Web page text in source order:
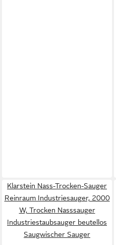
Klarstein Nass-Trocken-Sauger
Reinraum Industriesauger, 2000
W, Trocken Nasssauger
Industriestaubsauger beutellos
Saugwischer Sauger